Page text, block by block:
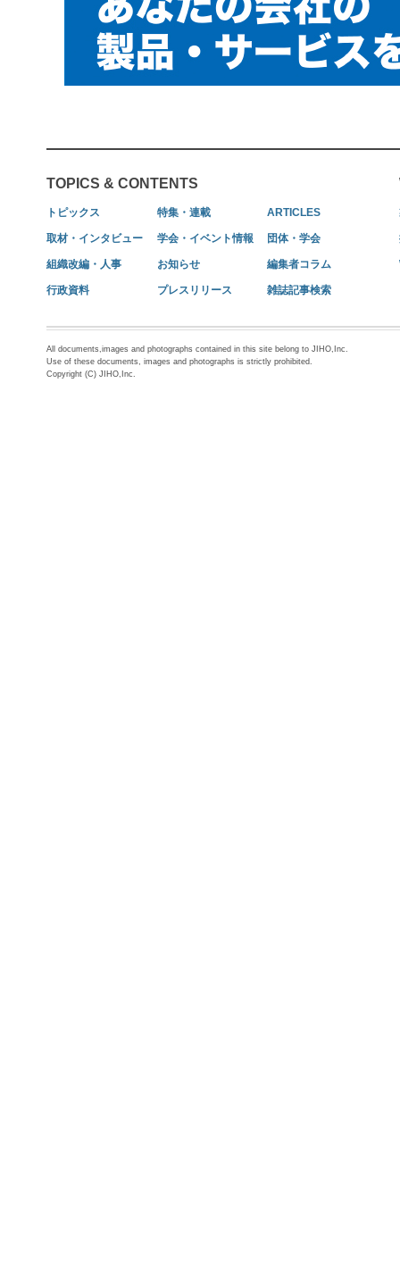
TOPICS & CONTENTS
トピックス 特集・連載 ARTICLES
取材・インタビュー 学会・イベント情報 団体・学会
組織改編・人事 お知らせ 編集者コラム
行政資料 プレスリリース 雑誌記事検索
All documents,images and photographs contained in this site belong to JIHO,Inc.
Use of these documents, images and photographs is strictly prohibited.
Copyright (C) JIHO,Inc.